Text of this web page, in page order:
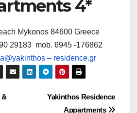
4*
Mykonos 84600 Greece
29183 mob. 6945 -176862
– residence.gr
Yakinthos Residence
Appartments
&